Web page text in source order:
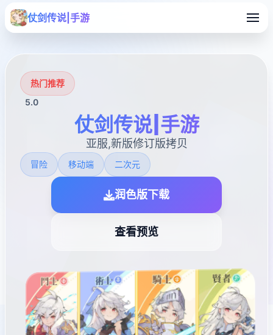
仗剑传说|手游
热门推荐
5.0
仗剑传说|手游
亚服,新版修订版拷贝
冒险 移动端 二次元
润色版下载
查看预览